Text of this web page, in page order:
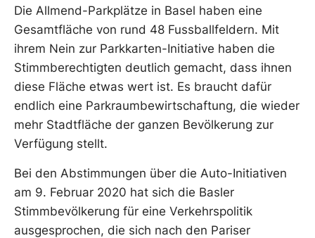
Die Allmend-Parkplätze in Basel haben eine
Gesamtfläche von rund 48 Fussballfeldern. Mit
ihrem Nein zur Parkkarten-Initiative haben die
Stimmberechtigten deutlich gemacht, dass ihnen
diese Fläche etwas wert ist. Es braucht dafür
endlich eine Parkraumbewirtschaftung, die wieder
mehr Stadtfläche der ganzen Bevölkerung zur
Verfügung stellt.
Bei den Abstimmungen über die Auto-Initiativen
am 9. Februar 2020 hat sich die Basler
Stimmbevölkerung für eine Verkehrspolitik
ausgesprochen, die sich nach den Pariser